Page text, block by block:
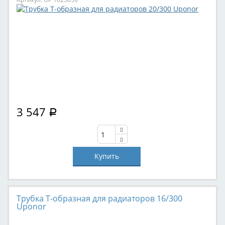
3 547 Р
Трубка T-образная для радиаторов 16/300
Uponor